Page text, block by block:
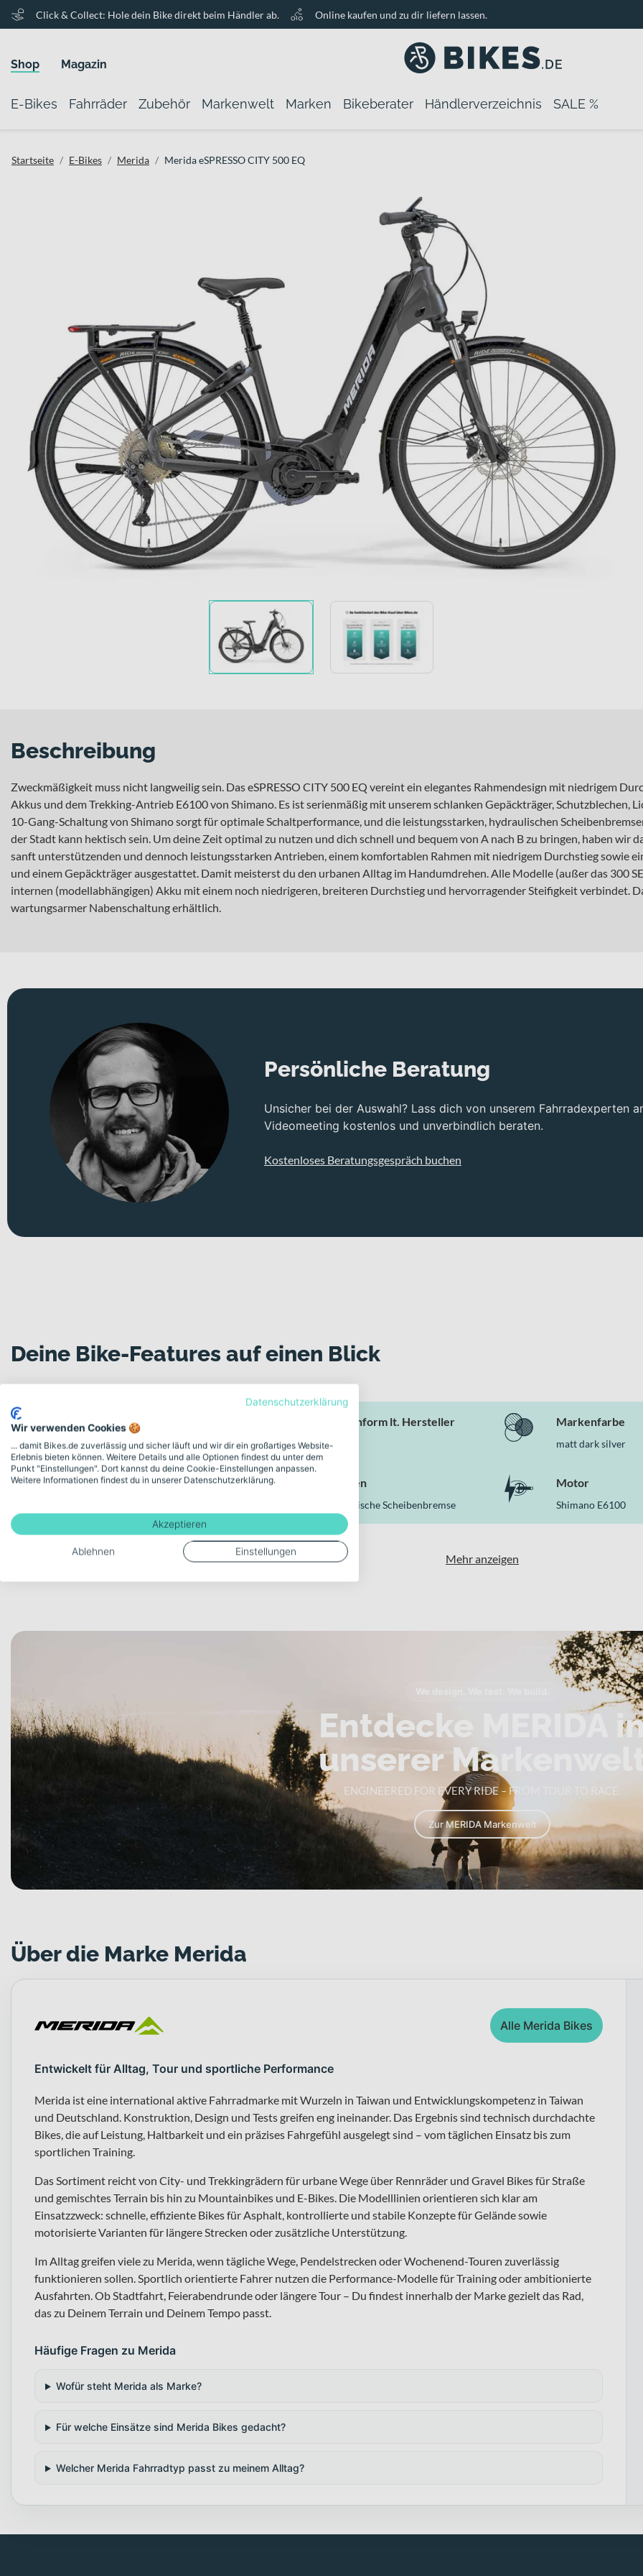
Click & Collect: Hole dein Bike direkt beim Händler ab. Online kaufen und zu dir liefern lassen.
Shop Magazin
E-Bikes Fahrräder Zubehör Markenwelt Marken Bikeberater Händlerverzeichnis SALE %
Startseite E-Bikes Merida Merida eSPRESSO CITY 500 EQ
Beschreibung
Zweckmäßigkeit muss nicht langweilig sein. Das eSPRESSO CITY 500 EQ vereint ein elegantes Rahmendesign mit niedrigem
Akkus und dem Trekking-Antrieb E6100 von Shimano. Es ist serienmäßig mit unserem schlanken Gepäckträger, Schutzblechen,
10-Gang-Schaltung von Shimano sorgt für optimale Schaltperformance, und die leistungsstarken, hydraulischen
der Stadt kann hektisch sein. Um deine Zeit optimal zu nutzen und dich schnell und bequem von A nach B zu bringen, haben wir
sanft unterstützenden und dennoch leistungsstarken Antrieben, einem komfortablen Rahmen mit niedrigem Durchstieg sowie
und einem Gepäckträger ausgestattet. Damit meisterst du den urbanen Alltag im Handumdrehen. Alle Modelle (außer das 300
internen (modellabhängigen) Akku mit einem noch niedrigeren, breiteren Durchstieg und hervorragender Steifigkeit verbindet.
wartungsarmer Nabenschaltung erhältlich.
Persönliche Beratung
Unsicher bei der Auswahl? Lass dich von unserem Fahrradexperten
Videomeeting kostenlos und unverbindlich beraten.
Kostenloses Beratungsgespräch buchen
Deine Bike-Features auf einen Blick
Modellserie Bezeichnung
eSPRESSO CITY 500 EQ
Rahmenform lt. Hersteller
Wave
Markenfarbe
matt dark silver
Schaltungstyp Bremsen
Hydraulische Scheibenbremse
Motor
Shimano E6100
Mehr anzeigen
Entdecke MERIDA
unserer
ENGINEERED FOR EVERY RIDE – FROM TOUR TO RACE.
Zur MERIDA Markenwelt
Über die Marke Merida
Alle Merida Bikes
Entwickelt für Alltag, Tour und sportliche Performance
Merida ist eine international aktive Fahrradmarke mit Wurzeln in Taiwan und Entwicklungskompetenz in Taiwan
und Deutschland. Konstruktion, Design und Tests greifen eng ineinander. Das Ergebnis sind technisch durchdachte
Bikes, die auf Leistung, Haltbarkeit und ein präzises Fahrgefühl ausgelegt sind – vom täglichen Einsatz bis zum
sportlichen Training.
Das Sortiment reicht von City- und Trekkingrädern für urbane Wege über Rennräder und Gravel Bikes für Straße
und gemischtes Terrain bis hin zu Mountainbikes und E-Bikes. Die Modelllinien orientieren sich klar am
Einsatzzweck: schnelle, effiziente Bikes für Asphalt, kontrollierte und stabile Konzepte für Gelände sowie
motorisierte Varianten für längere Strecken oder zusätzliche Unterstützung.
Im Alltag greifen viele zu Merida, wenn tägliche Wege, Pendelstrecken oder Wochenend-Touren zuverlässig
funktionieren sollen. Sportlich orientierte Fahrer nutzen die Performance-Modelle für Training oder ambitionierte
Ausfahrten. Ob Stadtfahrt, Feierabendrunde oder längere Tour – Du findest innerhalb der Marke gezielt das Rad,
das zu Deinem Terrain und Deinem Tempo passt.
Häufige Fragen zu Merida
Wofür steht Merida als Marke?
Für welche Einsätze sind Merida Bikes gedacht?
Welcher Merida Fahrradtyp passt zu meinem Alltag?
Datenschutzerklärung
Wir verwenden Cookies 🍪
... damit Bikes.de zuverlässig und sicher läuft und wir dir ein großartiges Website-
Erlebnis bieten können. Weitere Details und alle Optionen findest du unter dem
Punkt "Einstellungen". Dort kannst du deine Cookie-Einstellungen anpassen.
Weitere Informationen findest du in unserer Datenschutzerklärung.
Akzeptieren
Ablehnen Einstellungen